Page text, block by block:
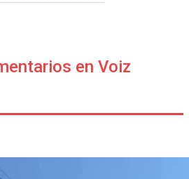
en Voiz